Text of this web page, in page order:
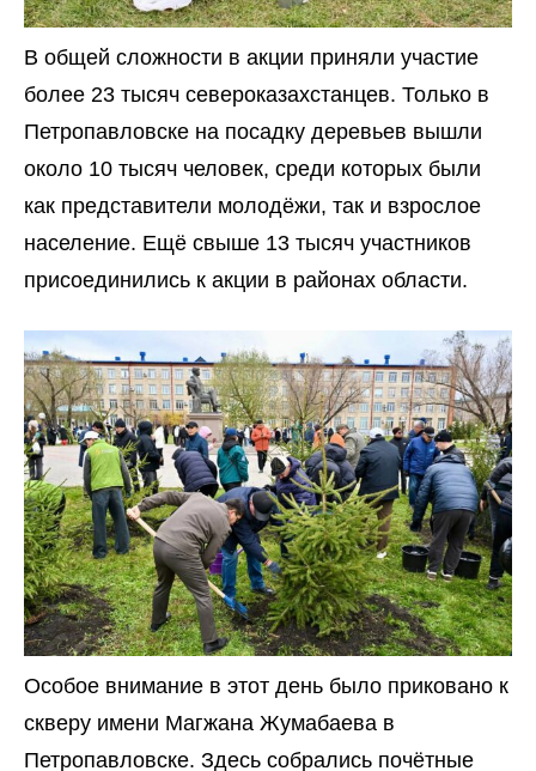
В общей сложности в акции приняли участие
более 23 тысяч североказахстанцев. Только в
Петропавловске на посадку деревьев вышли
около 10 тысяч человек, среди которых были
как представители молодёжи, так и взрослое
население. Ещё свыше 13 тысяч участников
присоединились к акции в районах области.
Особое внимание в этот день было приковано к
скверу имени Магжана Жумабаева в
Петропавловске. Здесь собрались почётные